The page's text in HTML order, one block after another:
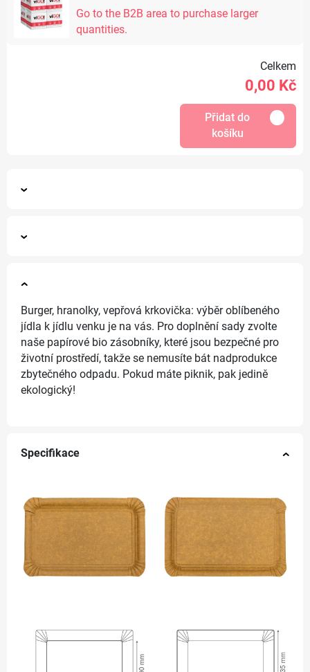
Go to the B2B area to purchase larger
quantities.
Celkem
0,00 Kč
Přidat do
košíku
Burger, hranolky, vepřová krkovička: výběr oblíbeného
jídla k jídlu venku je na vás. Pro doplnění sady zvolte
naše papírové bio zásobníky, které jsou bezpečné pro
životní prostředí, takže se nemusíte bát nadprodukce
zbytečného odpadu. Pokud máte piknik, pak jedině
ekologický!
Specifikace